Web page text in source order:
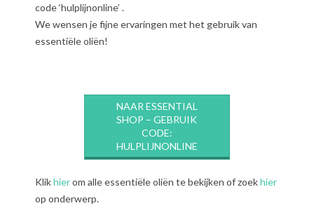
code ‘hulplijnonline’ .
We wensen je fijne ervaringen met het gebruik van
essentiële oliën!
NAAR ESSENTIAL
SHOP – GEBRUIK
CODE:
HULPLIJNONLINE
Klikhierom alle essentiële oliën te bekijken of zoekhier
op onderwerp.